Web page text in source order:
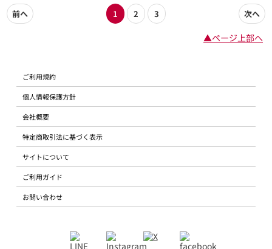
前へ
1 2 3 次へ
▲ページ上部へ
ご利用規約
個人情報保護方針
会社概要
特定商取引法に基づく表示
サイトについて
ご利用ガイド
お問い合わせ